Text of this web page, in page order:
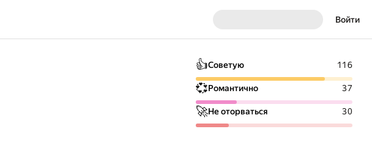
Войти
👍Советую 116
💞Романтично 37
🚀Не оторваться 30